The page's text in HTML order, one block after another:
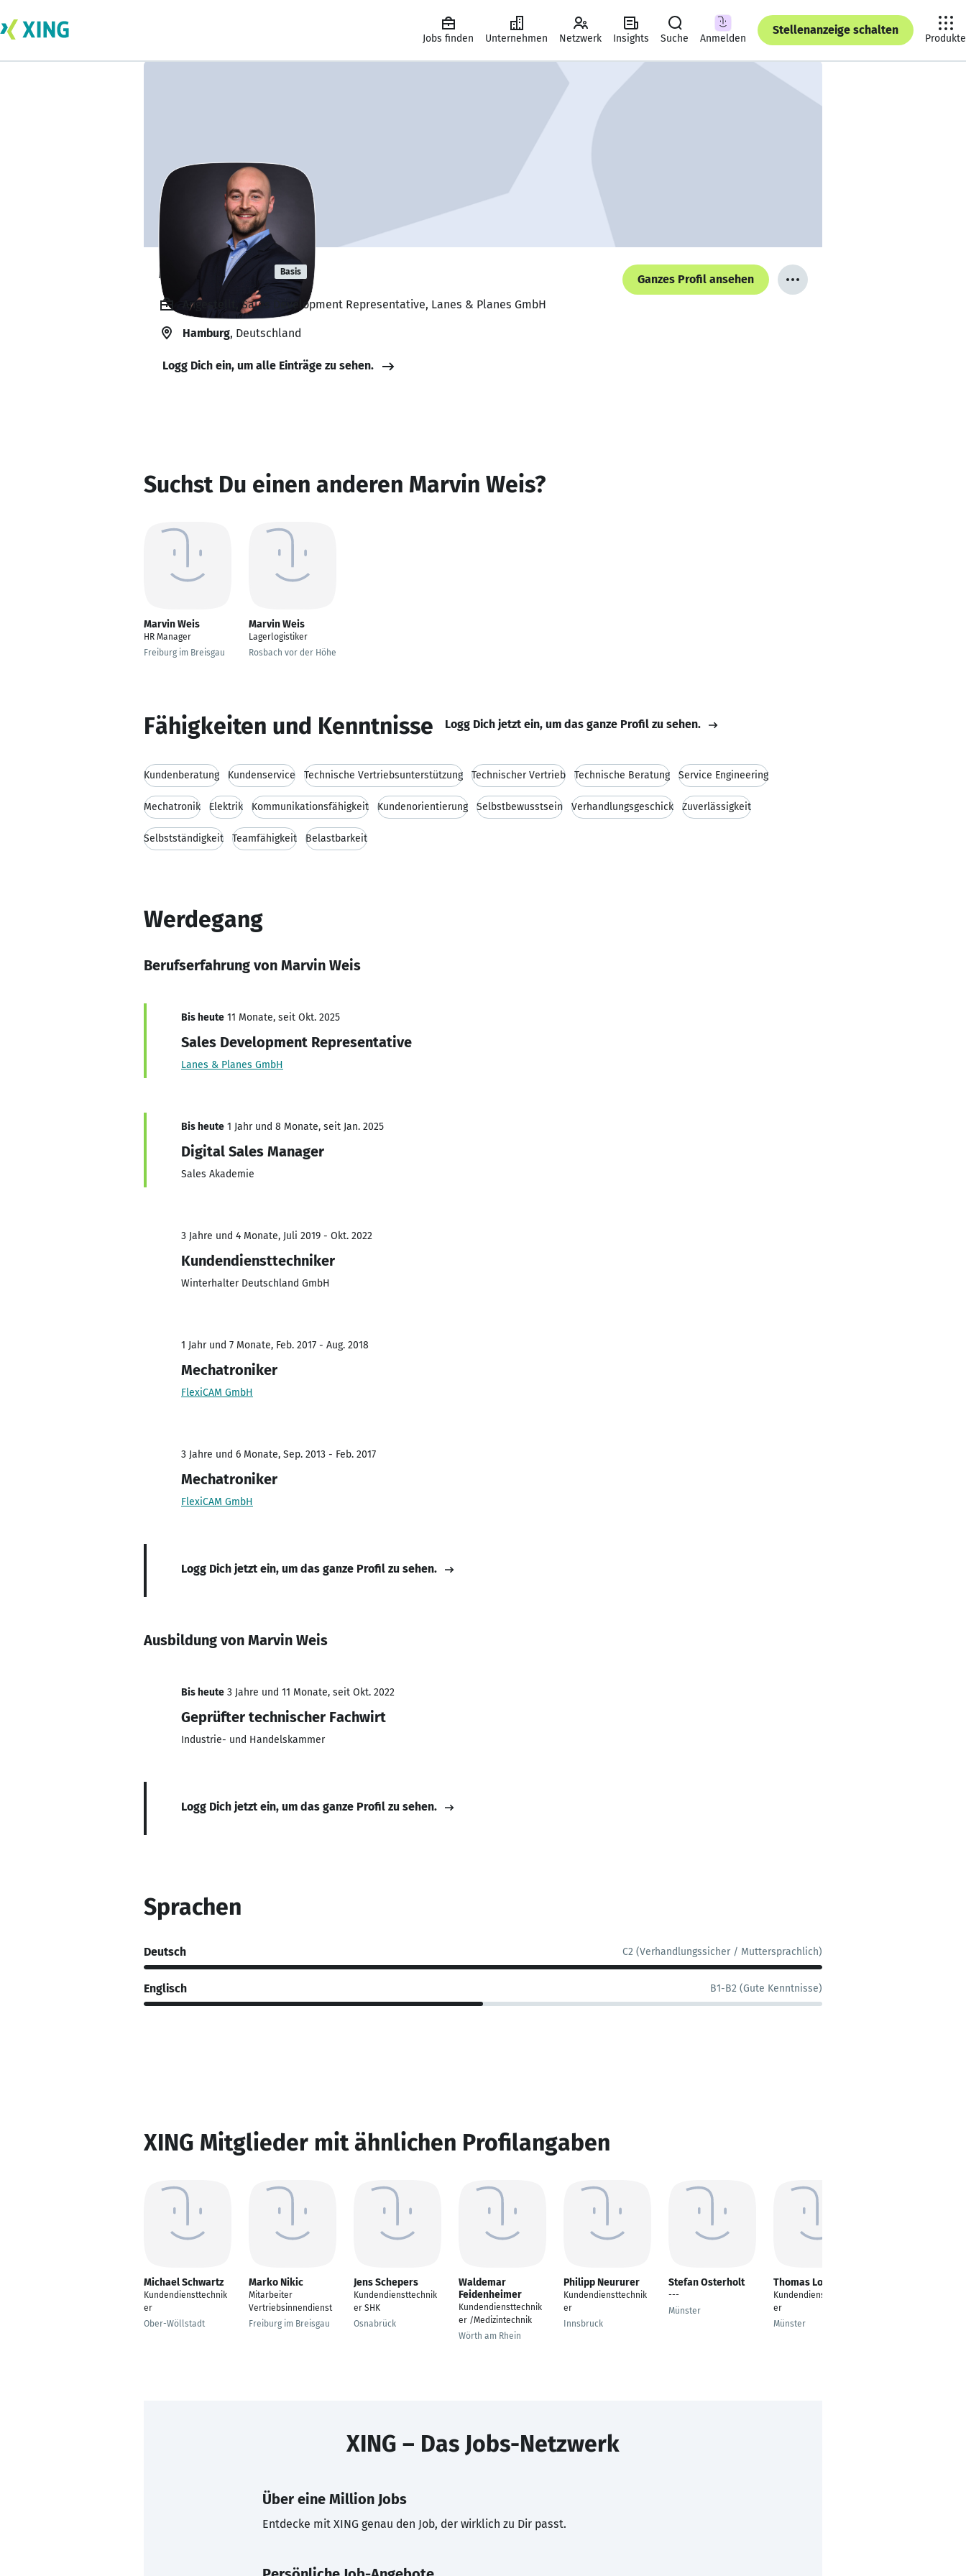
Jobs finden Unternehmen Netzwerk Insights Suche Anmelden
Stellenanzeige schalten
Produkte
Marvin Weis Basis
Ganzes Profil ansehen
Angestellt, Sales Development Representative, Lanes & Planes GmbH
Hamburg, Deutschland
Logg Dich ein, um alle Einträge zu sehen.
Suchst Du einen anderen Marvin Weis?
Marvin Weis
HR Manager
Freiburg im Breisgau
Marvin Weis
Lagerlogistiker
Rosbach vor der Höhe
Fähigkeiten und Kenntnisse Logg Dich jetzt ein, um das ganze Profil zu sehen.
Kundenberatung Kundenservice Technische Vertriebsunterstützung Technischer Vertrieb Technische Beratung Service Engineering
Mechatronik Elektrik Kommunikationsfähigkeit Kundenorientierung Selbstbewusstsein Verhandlungsgeschick Zuverlässigkeit
Selbstständigkeit Teamfähigkeit Belastbarkeit
Werdegang
Berufserfahrung von Marvin Weis
Bis heute 11 Monate, seit Okt. 2025
Sales Development Representative
Lanes & Planes GmbH
Bis heute 1 Jahr und 8 Monate, seit Jan. 2025
Digital Sales Manager
Sales Akademie
3 Jahre und 4 Monate, Juli 2019 - Okt. 2022
Kundendiensttechniker
Winterhalter Deutschland GmbH
1 Jahr und 7 Monate, Feb. 2017 - Aug. 2018
Mechatroniker
FlexiCAM GmbH
3 Jahre und 6 Monate, Sep. 2013 - Feb. 2017
Mechatroniker
FlexiCAM GmbH
Logg Dich jetzt ein, um das ganze Profil zu sehen.
Ausbildung von Marvin Weis
Bis heute 3 Jahre und 11 Monate, seit Okt. 2022
Geprüfter technischer Fachwirt
Industrie- und Handelskammer
Logg Dich jetzt ein, um das ganze Profil zu sehen.
Sprachen
Deutsch C2 (Verhandlungssicher / Muttersprachlich)
Englisch B1-B2 (Gute Kenntnisse)
XING Mitglieder mit ähnlichen Profilangaben
Michael Schwartz
Kundendiensttechnik
er
Ober-Wöllstadt
Marko Nikic
Mitarbeiter
Vertriebsinnendienst
Freiburg im Breisgau
Jens Schepers
Kundendiensttechnik
er SHK
Osnabrück
Waldemar
Feidenheimer
Kundendiensttechnik
er /Medizintechnik
Wörth am Rhein
Philipp Neururer
Kundendiensttechnik
er
Innsbruck
Stefan Osterholt
---
Münster
Thomas Loter
Kundendiensttechnik
er
Münster
XING – Das Jobs-Netzwerk
Über eine Million Jobs
Entdecke mit XING genau den Job, der wirklich zu Dir passt.